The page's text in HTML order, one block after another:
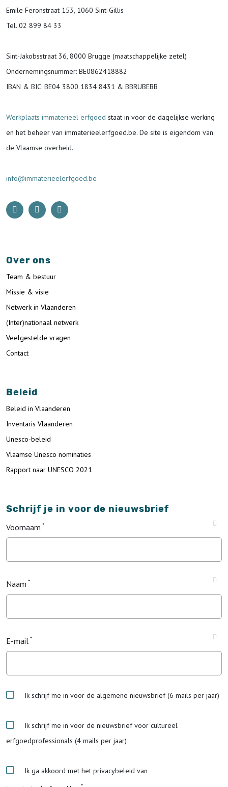
Emile Feronstraat 153, 1060 Sint-Gillis
Tel. 02 899 84 33
Sint-Jakobsstraat 36, 8000 Brugge (maatschappelijke zetel)
Ondernemingsnummer: BE0862418882
IBAN & BIC: BE04 3800 1834 8431 & BBRUBEBB
Werkplaats immaterieel erfgoed staat in voor de dagelijkse werking
en het beheer van immaterieelerfgoed.be. De site is eigendom van
de Vlaamse overheid.
info@immaterieelerfgoed.be
Over ons
Team & bestuur
Missie & visie
Netwerk in Vlaanderen
(Inter)nationaal netwerk
Veelgestelde vragen
Contact
Beleid
Beleid in Vlaanderen
Inventaris Vlaanderen
Unesco-beleid
Vlaamse Unesco nominaties
Rapport naar UNESCO 2021
Schrijf je in voor de nieuwsbrief
Voornaam
Naam
E-mail
Ik schrijf me in voor de algemene nieuwsbrief (6 mails per jaar)
Ik schrijf me in voor de nieuwsbrief voor cultureel
erfgoedprofessionals (4 mails per jaar)
Ik ga akkoord met het privacybeleid van